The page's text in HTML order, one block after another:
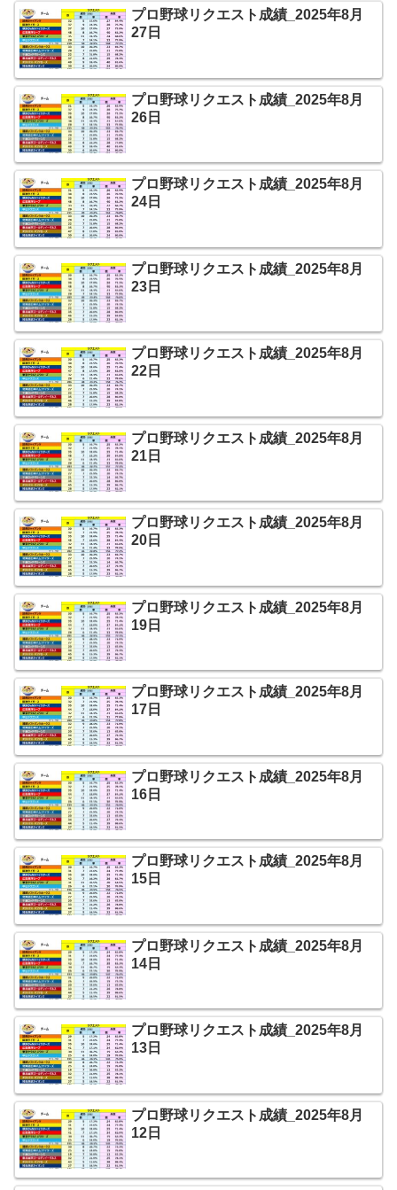
プロ野球リクエスト成績_2025年8月
27日
プロ野球リクエスト成績_2025年8月
26日
プロ野球リクエスト成績_2025年8月
24日
プロ野球リクエスト成績_2025年8月
23日
プロ野球リクエスト成績_2025年8月
22日
プロ野球リクエスト成績_2025年8月
21日
プロ野球リクエスト成績_2025年8月
20日
プロ野球リクエスト成績_2025年8月
19日
プロ野球リクエスト成績_2025年8月
17日
プロ野球リクエスト成績_2025年8月
16日
プロ野球リクエスト成績_2025年8月
15日
プロ野球リクエスト成績_2025年8月
14日
プロ野球リクエスト成績_2025年8月
13日
プロ野球リクエスト成績_2025年8月
12日